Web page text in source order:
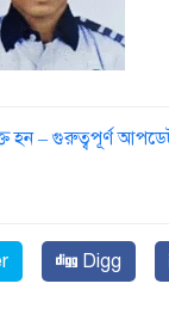
হন – গুরুত্বপূর্ণ
Digg